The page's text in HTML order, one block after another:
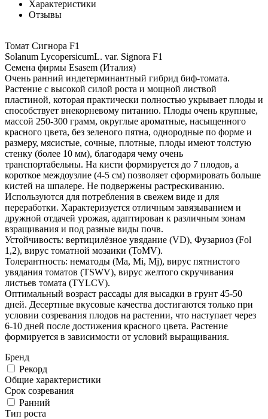
Характеристики
Отзывы
Томат Сигнора F1
Solanum LycopersicumL. var. Signora F1
Семена фирмы Esasem (Италия)
Очень ранний индетерминантный гибрид биф-томата.
Растение с высокой силой роста и мощной листвой
пластиной, которая практически полностью укрывает плоды и
способствует внекорневому питанию. Плоды очень крупные,
массой 250-300 грамм, округлые ароматные, насыщенного
красного цвета, без зеленого пятна, однородные по форме и
размеру, мясистые, сочные, плотные, плоды имеют толстую
стенку (более 10 мм), благодаря чему очень
транспортабельны. На кисти формируется до 7 плодов, а
короткое междоузлие (4-5 см) позволяет сформировать больше
кистей на шпалере. Не подвержены растрескиванию.
Используются для потребления в свежем виде и для
переработки. Характеризуется отличным завязыванием и
дружной отдачей урожая, адаптирован к различным зонам
взращивания и под разные виды почв.
Устойчивость: вертицилёзное увядание (VD), Фузариоз (Fol
1,2), вирус томатной мозаики (ToMV).
Толерантность: нематоды (Ma, Mi, Mj), вирус пятнистого
увядания томатов (TSWV), вирус желтого скручивания
листьев томата (TYLCV).
Оптимальный возраст рассады для высадки в грунт 45-50
дней. Десертные вкусовые качества достигаются только при
условии созревания плодов на растении, что наступает через
6-10 дней после достижения красного цвета. Растение
формируется в зависимости от условий выращивания.
Бренд
Рекорд
Общие характеристики
Срок созревания
Ранний
Тип роста